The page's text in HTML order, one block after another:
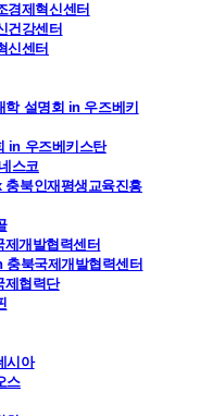
경제혁신센터
건강센터
신센터
설명회 in 우즈베키
in 우즈베키스탄
스코
충북인재평생교육진흥
개발협력센터
북국제개발협력센터
제협력단
시아
스